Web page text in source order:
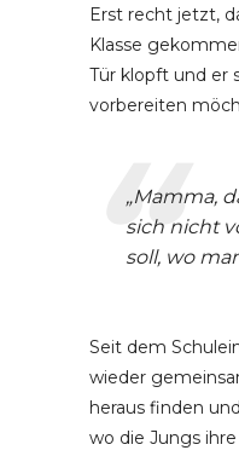
Erst recht jetzt,
Klasse
Tür klopft und er
vorbereiten
„Mamma,
sich nicht
soll, wo
Seit dem
wieder
heraus finden
wo die Jungs